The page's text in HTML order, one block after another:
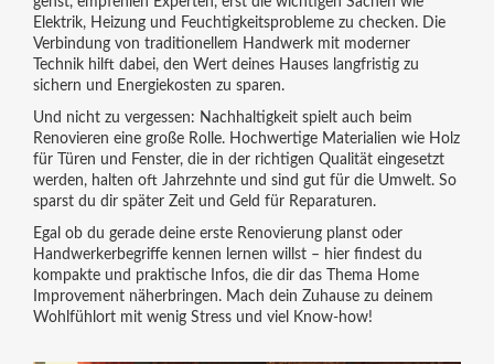
Elektrik, Heizung und Feuchtigkeitsprobleme zu checken. Die
Verbindung von traditionellem Handwerk mit moderner
Technik hilft dabei, den Wert deines Hauses langfristig zu
sichern und Energiekosten zu sparen.
Und nicht zu vergessen: Nachhaltigkeit spielt auch beim
Renovieren eine große Rolle. Hochwertige Materialien wie Holz
für Türen und Fenster, die in der richtigen Qualität eingesetzt
werden, halten oft Jahrzehnte und sind gut für die Umwelt. So
sparst du dir später Zeit und Geld für Reparaturen.
Egal ob du gerade deine erste Renovierung planst oder
Handwerkerbegriffe kennen lernen willst – hier findest du
kompakte und praktische Infos, die dir das Thema Home
Improvement näherbringen. Mach dein Zuhause zu deinem
Wohlfühlort mit wenig Stress und viel Know-how!